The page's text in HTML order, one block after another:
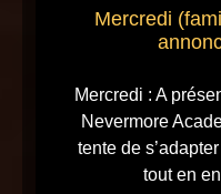
Mercredi
Mercredi : A
Nevermore
tente de
tout en